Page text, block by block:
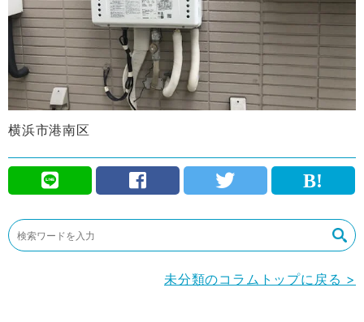
横浜市港南区
未分類のコラムトップに戻る >